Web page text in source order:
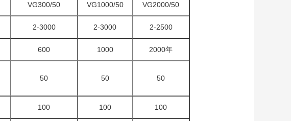
VG300/50 VG1000/50 VG2000/50
2-3000 2-3000 2-2500
600 1000 2000年
50 50 50
100 100 100